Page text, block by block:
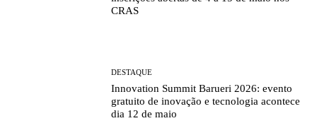
CRAS
DESTAQUE
Innovation Summit Barueri 2026: evento
gratuito de inovação e tecnologia acontece
dia 12 de maio